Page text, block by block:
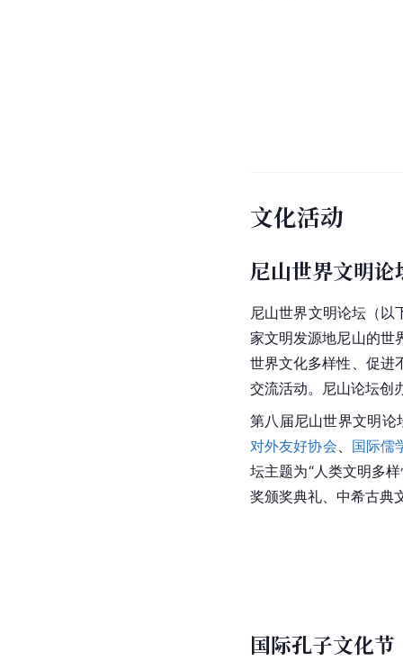
文化活动
尼山世界文明
尼山世界文明论坛 （
家文明发源地尼山的世
世界文化多样性、促进
交流活动。尼山论坛创
第八届尼山世界文明论
对外友好协会、 国际儒
坛主题为“人类文明多
奖颁奖典礼、中希古典
国际孔子文化节